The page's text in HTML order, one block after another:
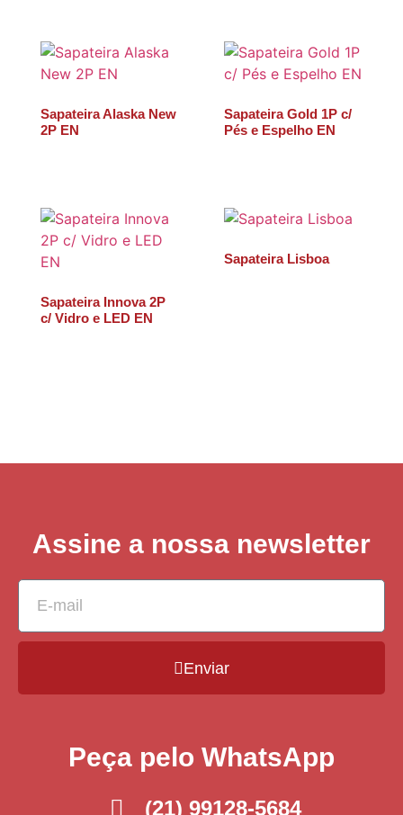
Sapateira Alaska New
2P EN
Sapateira Gold 1P c/
Pés e Espelho EN
Sapateira Innova 2P
c/ Vidro e LED EN
Sapateira Lisboa
Assine a nossa newsletter
Enviar
Peça pelo WhatsApp
(21) 99128-5684